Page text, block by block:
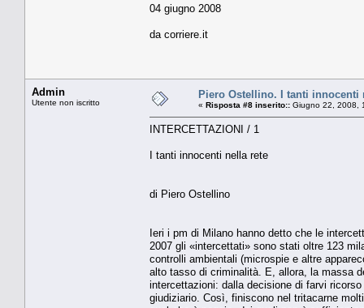
04 giugno 2008
da corriere.it
Admin
Utente non iscritto
Piero Ostellino. I tanti innocenti
« Risposta #8 inserito:: Giugno 22, 2008,
INTERCETTAZIONI / 1
I tanti innocenti nella rete
di Piero Ostellino
Ieri i pm di Milano hanno detto che le
2007 gli «intercettati» sono stati oltre 123
controlli ambientali (microspie e altre
alto tasso di criminalità. E, allora, la massa
intercettazioni: dalla decisione di farvi
giudiziario. Così, finiscono nel tritacarne